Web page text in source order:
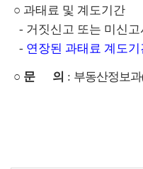
○ 과태료 및 계도기간
- 거짓신고 또는 미신고
- 연장된 과태료 계도기
○ 문      의 : 부동산정보과